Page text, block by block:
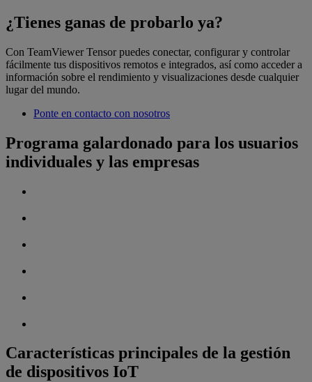
¿Tienes ganas de probarlo ya?
Con TeamViewer Tensor puedes conectar, configurar y controlar
fácilmente tus dispositivos remotos e integrados, así como acceder a
información sobre el rendimiento y visualizaciones desde cualquier
lugar del mundo.
Ponte en contacto con nosotros
Programa galardonado para los usuarios
individuales y las empresas
Características principales de la gestión
de dispositivos IoT